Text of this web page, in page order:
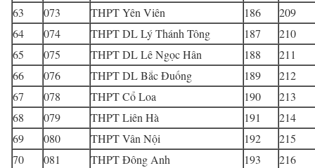
63
073 THPT Yên Viên 186
209
64
074 THPT DL Lý Thánh Tông 187
210
65
075 THPT DL Lê Ngọc Hân 188
211
66
076 THPT DL Bắc Đuống 189
212
67
078 THPT Cổ Loa 190
213
68
079 THPT Liên Hà 191
214
69
080 THPT Vân Nội 192
215
70
081 THPT Đông Anh 193
216